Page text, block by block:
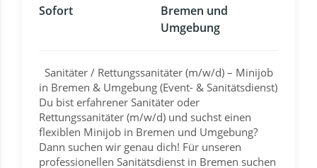
Sofort
Bremen und
Umgebung
Sanitäter / Rettungssanitäter (m/w/d) – Minijob
in Bremen & Umgebung (Event- & Sanitätsdienst)
Du bist erfahrener Sanitäter oder
Rettungssanitäter (m/w/d) und suchst einen
flexiblen Minijob in Bremen und Umgebung?
Dann suchen wir genau dich! Für unseren
professionellen Sanitätsdienst in Bremen suchen